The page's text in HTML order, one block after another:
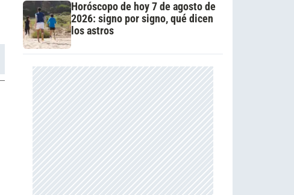
Horóscopo de hoy 7 de agosto de
2026: signo por signo, qué dicen
los astros